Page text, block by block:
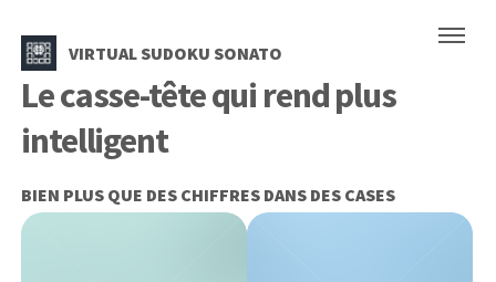
VIRTUAL SUDOKU SONATO
Le casse-tête qui rend plus
intelligent
BIEN PLUS QUE DES CHIFFRES DANS DES CASES